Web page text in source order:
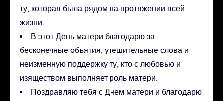
ту, которая была рядом на протяжении всей
жизни.
В этот День матери благодарю за
бесконечные объятия, утешительные слова и
неизменную поддержку ту, кто с любовью и
изяществом выполняет роль матери.
Поздравляю тебя с Днем матери и благодарю